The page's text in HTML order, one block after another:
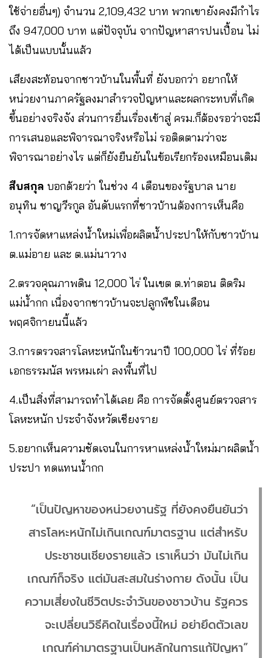
ใช้จ่ายอื่นๆ) จำนวน 2,109,432 บาท พวกเขายังคงมีกำไร
ถึง 947,000 บาท แต่ปัจจุบัน จากปัญหาสารปนเปื้อน ไม่
ได้เป็นแบบนั้นแล้ว
เสียงสะท้อนจากชาวบ้านในพื้นที่ ยังบอกว่า อยากให้
หน่วยงานภาครัฐลงมาสำรวจปัญหาและผลกระทบที่เกิด
ขึ้นอย่างจริงจัง ส่วนการยื่นเรื่องเข้าสู่ ครม.ก็ต้องรอว่าจะมี
การเสนอและพิจารณาจริงหรือไม่ รอติดตามว่าจะ
พิจารณาอย่างไร แต่ก็ยังยืนยันในข้อเรียกร้องเหมือนเดิม
สืบสกุล บอกด้วยว่า ในช่วง 4 เดือนของรัฐบาล นาย
อนุทิน ชาญวีรกูล อันดับแรกที่ชาวบ้านต้องการเห็นคือ
1.การจัดหาแหล่งน้ำใหม่เพื่อผลิตน้ำประปาให้กับชาวบ้าน
ต.แม่อาย และ ต.แม่นาวาง
2.ตรวจคุณภาพดิน 12,000 ไร่ ในเขต ต.ท่าตอน ติดริม
แม่น้ำกก เนื่องจากชาวบ้านจะปลูกพืชในเดือน
พฤศจิกายนนี้แล้ว
3.การตรวจสารโลหะหนักในข้าวนาปี 100,000 ไร่ ที่ร้อย
เอกธรรมนัส พรหมเผ่า ลงพื้นที่ไป
4.เป็นสิ่งที่สามารถทำได้เลย คือ การจัดตั้งศูนย์ตรวจสาร
โลหะหนัก ประจำจังหวัดเชียงราย
5.อยากเห็นความชัดเจนในการหาแหล่งน้ำใหม่มาผลิตน้ำ
ประปา ทดแทนน้ำกก
“เป็นปัญหาของหน่วยงานรัฐ ที่ยังคงยืนยันว่า
สารโลหะหนักไม่เกินเกณฑ์มาตรฐาน แต่สำหรับ
ประชาชนเชียงรายแล้ว เราเห็นว่า มันไม่เกิน
เกณฑ์ก็จริง แต่มันสะสมในร่างกาย ดังนั้น เป็น
ความเสี่ยงในชีวิตประจำวันของชาวบ้าน รัฐควร
จะเปลี่ยนวิธีคิดในเรื่องนี้ใหม่ อย่ายึดตัวเลข
เกณฑ์ค่ามาตรฐานเป็นหลักในการแก้ปัญหา”